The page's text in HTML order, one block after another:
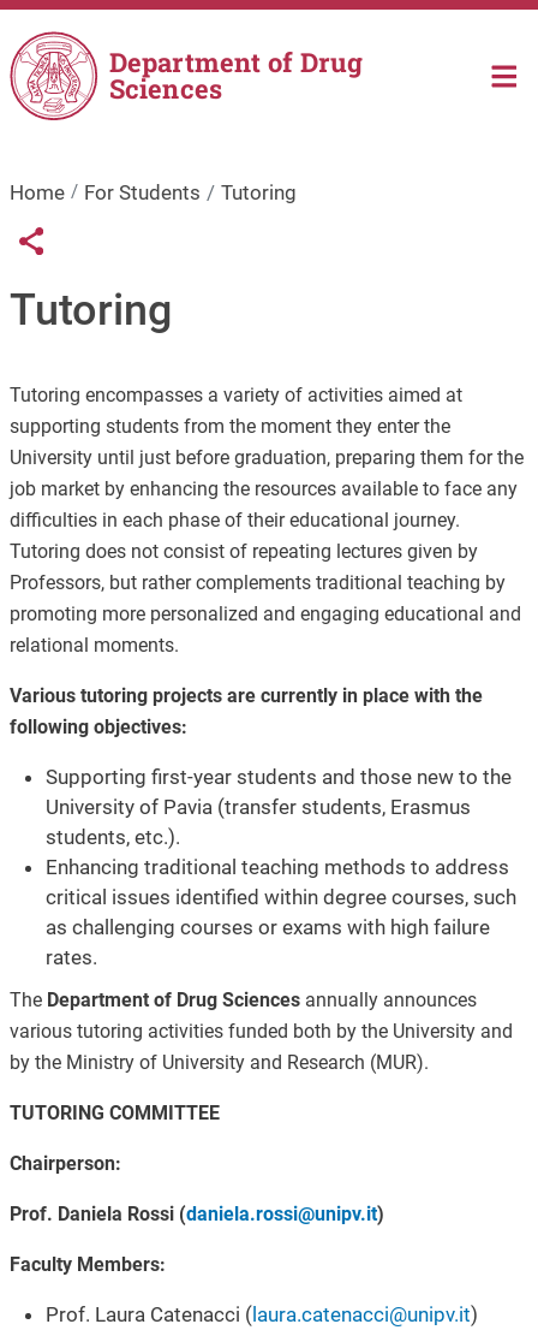
Skip to main content
Department of Drug
Sciences
Home For Students Tutoring
Links condivisione social
Share button
Tutoring
Tutoring encompasses a variety of activities aimed at
supporting students from the moment they enter the
University until just before graduation, preparing them for the
job market by enhancing the resources available to face any
difficulties in each phase of their educational journey.
Tutoring does not consist of repeating lectures given by
Professors, but rather complements traditional teaching by
promoting more personalized and engaging educational and
relational moments.
Various tutoring projects are currently in place with the
following objectives:
Supporting first-year students and those new to the
University of Pavia (transfer students, Erasmus
students, etc.).
Enhancing traditional teaching methods to address
critical issues identified within degree courses, such
as challenging courses or exams with high failure
rates.
The Department of Drug Sciences annually announces
various tutoring activities funded both by the University and
by the Ministry of University and Research (MUR).
TUTORING COMMITTEE
Chairperson:
Prof. Daniela Rossi (daniela.rossi@unipv.it)
Faculty Members:
Prof. Laura Catenacci (laura.catenacci@unipv.it)